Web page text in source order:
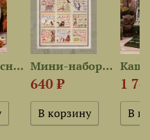
Кашне «Лесные совы» Мини-наборы серии «Басни...
640 ₽ 1